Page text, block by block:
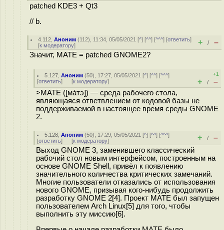
patched KDE3 + Qt3
// b.
4.112 ,Аноним (112), 11:34, 05/05/2021 [^] [^^] [^^^] [ответить]
[к модератору] + / –
Значит, ΜΑΤΕ = patched GNOME2?
5.127 ,Аноним (50), 17:27, 05/05/2021 [^] [^^] [^^^]
[ответить] [к модератору]
+1
+ / –
>MATE ([ма́тэ]) — среда рабочего стола,
являющаяся ответвлением от кодовой базы не
поддерживаемой в настоящее время среды GNOME
2.
5.128 ,Аноним (50), 17:29, 05/05/2021 [^] [^^] [^^^]
[ответить] [к модератору] + / –
Выход GNOME 3, заменившего классический
рабочий стол новым интерфейсом, построенным на
основе GNOME Shell, привёл к появлению
значительного количества критических замечаний.
Многие пользователи отказались от использования
нового GNOME, призывая кого-нибудь продолжить
разработку GNOME 2[4]. Проект MATE был запущен
пользователем Arch Linux[5] для того, чтобы
выполнить эту миссию[6].